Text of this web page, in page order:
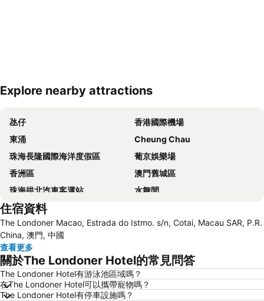
展開地圖
Explore nearby attractions
氹仔
香港國際機場
東涌
Cheung Chau
珠海長隆國際海洋度假區
葡京娛樂場
香洲區
澳門舊城區
珠海拱北汽車客運站
水舞間
大三巴牌坊
香港屯門
情侣路
珠海灣仔碼頭
Gongkoubeian
澳門外港客運碼頭
澳門格蘭披治大賽車
澳門旅遊塔
斗門區
珠海金灣機場
住宿資料
The Londoner Macao, Estrada do Istmo. s/n, Cotai, Macau SAR, P.R.
China, 澳門, 中國
查看更多
關於The Londoner Hotel的常見問答
The Londoner Hotel有游泳池區域嗎？
在The Londoner Hotel可以攜帶寵物嗎？
The Londoner Hotel有停車設施嗎？